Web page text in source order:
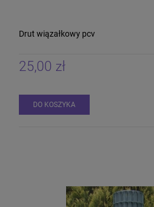
Drut wiązałkowy pcv
25,00 zł
DO KOSZYKA